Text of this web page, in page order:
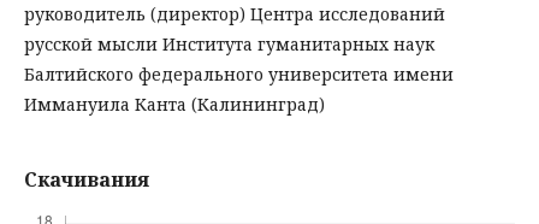
руководитель (директор) Центра исследований
русской мысли Института гуманитарных наук
Балтийского федерального университета имени
Иммануила Канта (Калининград)
Скачивания